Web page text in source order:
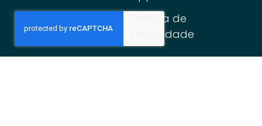
Política de
Privacidade